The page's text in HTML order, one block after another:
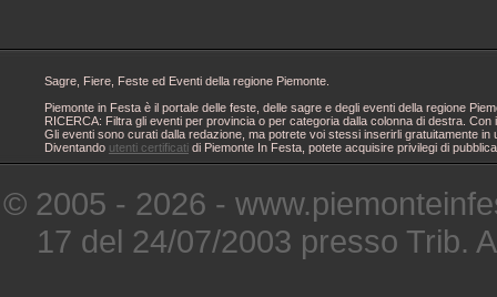
Sagre, Fiere, Feste ed Eventi della regione Piemonte.
Piemonte in Festa è il portale delle feste, delle sagre e degli eventi della regione
RICERCA: Filtra gli eventi per provincia o per categoria dalla colonna di destra.
Gli eventi sono curati dalla redazione, ma potrete voi stessi inserirli gratuitamente
Diventando utenti certificati di Piemonte In Festa, potete acquisire privilegi di
© 2005 - 2026 -
17 del 24/07/2003 presso Trib.